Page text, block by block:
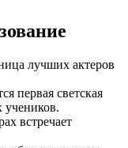
лучших актеров
первая светская
учеников.
встречает